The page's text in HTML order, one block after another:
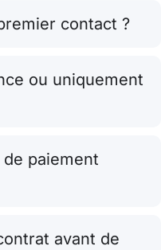
contact ?
ou uniquement
paiement
avant de